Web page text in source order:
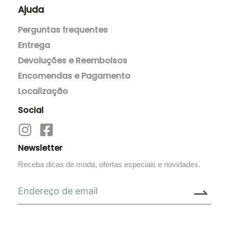
Sobre mim
Termos & condições
Política de Cookies
Contato
Newsletter
Perguntas frequentes
Entrega
Devoluções e Reembolsos
Encomendas e Pagamento